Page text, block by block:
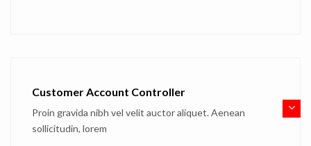
Customer Account Controller
Proin gravida nibh vel velit auctor aliquet. Aenean
sollicitudin, lorem